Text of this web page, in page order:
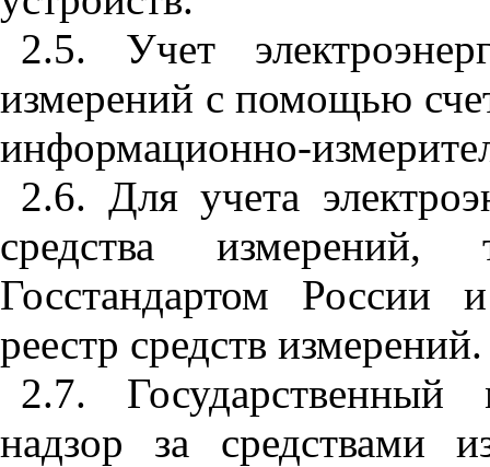
2.5. Учет
измерений с помощью
информационно-
2.6. Для учета
средства
Госстандартом России
реестр средств измерений.
2.7. Государственный
надзор за средствами